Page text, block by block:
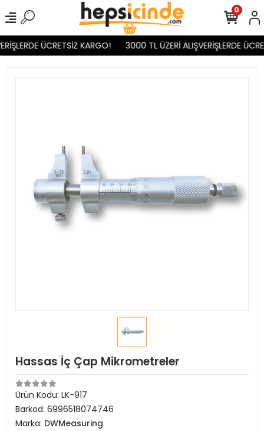
ÜCRETSİZ KARGO! 3000 TL ÜZERİ ALIŞVERİŞLERDE
0
Hassas İç Çap Mikrometreler
Ürün Kodu: LK-917
Barkod: 6996518074746
Marka: DWMeasuring